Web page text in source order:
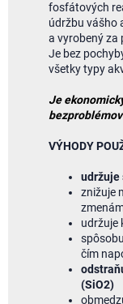
fosfátových
údržbu vášho
a vyrobený za
Je bez
všetky typy
Je
VÝHODY
udržuje
znižuje
udržuje
čím
(SiO2)